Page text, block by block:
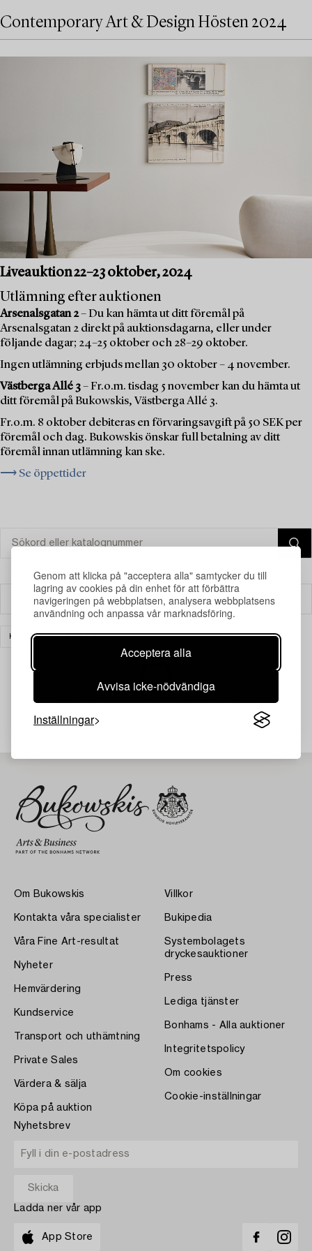
Genom att klicka på "acceptera alla" samtycker du till
lagring av cookies på din enhet för att förbättra
navigeringen på webbplatsen, analysera webbplatsens
användning och anpassa vår marknadsföring.
Acceptera alla
Avvisa icke-nödvändiga
Inställningar
Contemporary Art & Design Hösten 2024
Liveauktion 22–23 oktober, 2024
Utlämning efter auktionen
Arsenalsgatan 2– Du kan hämta ut ditt föremål på
Arsenalsgatan 2 direkt på auktionsdagarna, eller under
följande dagar; 24–25 oktober och 28–29 oktober.
Ingen utlämning erbjuds mellan 30 oktober – 4 november.
Västberga Allé 3– Fr.o.m. tisdag 5 november kan du hämta ut
ditt föremål på Bukowskis, Västberga Allé 3.
Fr.o.m. 8 oktober debiteras en förvaringsavgift på 50 SEK per
föremål och dag. Bukowskis önskar full betalning av ditt
föremål innan utlämning kan ske.
⟶ Se öppettider
Filter
KONST RENSA ALLA
Din sökning gav ingen träff just nu.
Om Bukowskis
Kontakta våra specialister
Våra Fine Art-resultat
Nyheter
Hemvärdering
Kundservice
Transport och uthämtning
Private Sales
Värdera & sälja
Köpa på auktion
Villkor
Bukipedia
Systembolagets
dryckesauktioner
Press
Lediga tjänster
Bonhams - Alla auktioner
Integritetspolicy
Om cookies
Cookie-inställningar
Nyhetsbrev
Ladda ner vår app
App Store